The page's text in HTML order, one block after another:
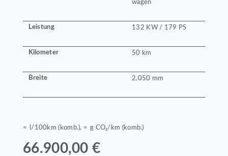
wagen
Leistung 132 KW / 179 PS
Kilometer 50 km
Breite 2.050 mm
≈ l/100km (komb.), ≈ g CO₂/km (komb.)
66.900,00 €